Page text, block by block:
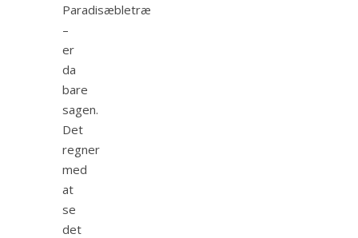
Paradisæbletræ
–
er
da
bare
sagen.
Det
regner
med
at
se
det